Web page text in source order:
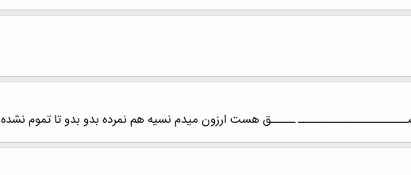
ـــــق هست ارزون میدم نسیه هم نمرده بدو بدو تا تموم نشده